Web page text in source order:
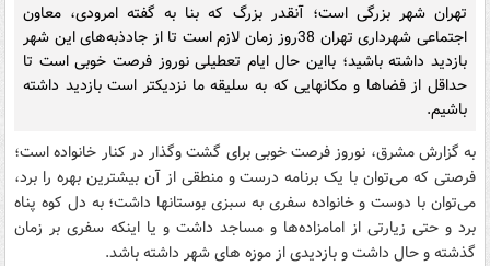
تهران شهر بزرگی است؛ آنقدر بزرگ که بنا به گفته امرودی، معاون
اجتماعی شهرداری تهران 38روز زمان لازم است تا از جادذبه‌های این شهر
بازدید داشته باشید؛ بااین حال ایام تعطیلی نوروز فرصت خوبی است تا
حداقل از فضاها و مکانهایی که به سلیقه ما نزدیکتر است بازدید داشته
باشیم.
به گزارش مشرق، نوروز فرصت خوبی برای گشت وگذار در کنار خانواده است؛
فرصتی که می‌توان با یک برنامه درست و منطقی از آن بیشترین بهره را برد،
می‌توان با دوست و خانواده سفری به سبزی بوستانها داشت؛ به دل کوه پناه
برد و حتی زیارتی از امامزاده‌ها و مساجد داشت و یا اینکه سفری بر زمان
گذشته و حال داشت و بازدیدی از موزه های شهر داشته باشد.